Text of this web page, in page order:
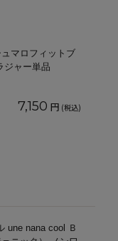
マロフィットブ
ジャー単品
7,150 円 (税込)
une nana cool Ｂ